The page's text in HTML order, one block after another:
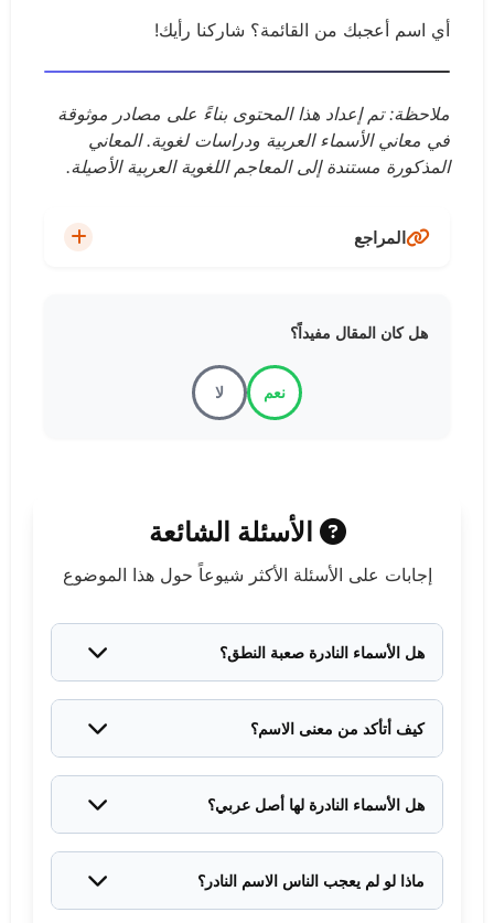
أي اسم أعجبك من القائمة؟ شاركنا رأيك!
ملاحظة: تم إعداد هذا المحتوى بناءً على مصادر موثوقة
في معاني الأسماء العربية ودراسات لغوية. المعاني
المذكورة مستندة إلى المعاجم اللغوية العربية الأصيلة.
المراجع
موقع معاني الأسماء - دليل شامل لمعاني الأسماء
هل كان المقال مفيداً؟
نعم لا
الأسئلة الشائعة
إجابات على الأسئلة الأكثر شيوعاً حول هذا الموضوع
هل الأسماء النادرة صعبة النطق؟
النطق مثل لُجين، أسيل، ورُبى. المهم اختيار اسم يناسب
كيف أتأكد من معنى الاسم؟
متخصصين في اللغة. المواقع المتخصصة في معاني
هل الأسماء النادرة لها أصل عربي؟
أصول فارسية أو من لغات أخرى. هذا التنوع يثري خياراتنا.
ماذا لو لم يعجب الناس الاسم النادر؟